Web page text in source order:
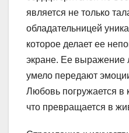
является не только
обладательницей
которое делает ее
экране. Ее выражение
умело передают
Любовь погружается в
что превращается в